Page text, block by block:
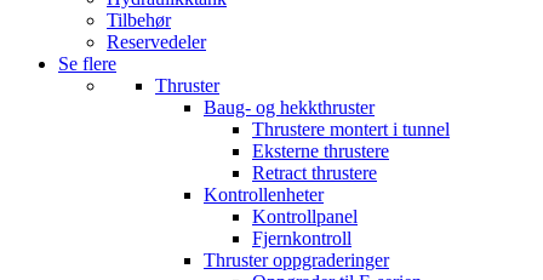
Tilbehør
Reservedeler
Se flere
Thruster
Baug- og hekkthruster
Thrustere montert i tunnel
Eksterne thrustere
Retract thrustere
Kontrollenheter
Kontrollpanel
Fjernkontroll
Thruster oppgraderinger